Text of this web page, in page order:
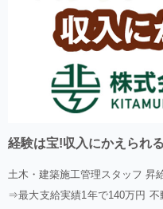
経験は宝!収入にかえられる
土木・建築施工管理スタッフ 昇
⇒最大支給実績1年で140万円